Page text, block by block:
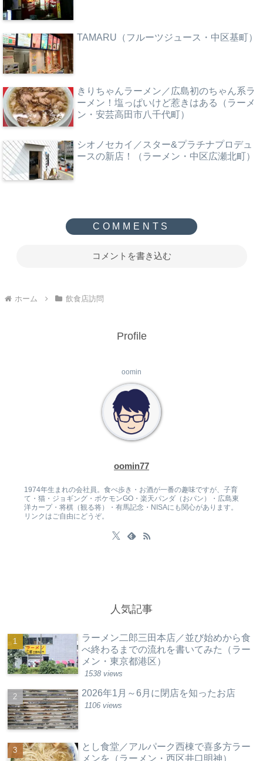
TAMARU（フルーツジュース・中区基町）
きりちゃんラーメン／広島初のちゃん系ラ
ーメン！塩っぱいけど惹きはある（ラーメ
ン・安芸高田市八千代町）
シオノセカイ／スター&プラチナプロデュ
ースの新店！（ラーメン・中区広瀬北町）
コメントを書き込む
ホーム 飲食店訪問
Profile
oomin
oomin77
1974年生まれの会社員。食べ歩き・お酒が一番の趣味ですが、子育
て・猫・ジョギング・ポケモンGO・楽天パンダ（おパン）・広島東
洋カープ・将棋（観る将）・有馬記念・NISAにも関心があります。
リンクはご自由にどうぞ。
人気記事
ラーメン二郎三田本店／並び始めから食
べ終わるまでの流れを書いてみた（ラー
メン・東京都港区）
1538 views
2026年1月～6月に閉店を知ったお店
1106 views
とし食堂／アルパーク西棟で喜多方ラー
メンを（ラーメン・西区井口明神）